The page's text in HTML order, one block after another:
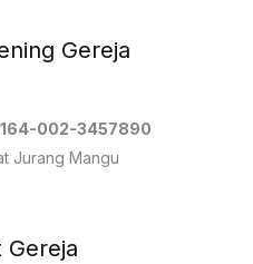
Gereja
164-002-3457890
Jurang Mangu
Gereja